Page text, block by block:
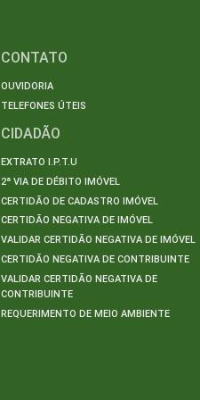
CONTATO
OUVIDORIA
TELEFONES ÚTEIS
CIDADÃO
EXTRATO I.P.T.U
2ª VIA DE DÉBITO IMÓVEL
CERTIDÃO DE CADASTRO IMÓVEL
CERTIDÃO NEGATIVA DE IMÓVEL
VALIDAR CERTIDÃO NEGATIVA DE IMÓVEL
CERTIDÃO NEGATIVA DE CONTRIBUINTE
VALIDAR CERTIDÃO NEGATIVA DE
CONTRIBUINTE
REQUERIMENTO DE MEIO AMBIENTE